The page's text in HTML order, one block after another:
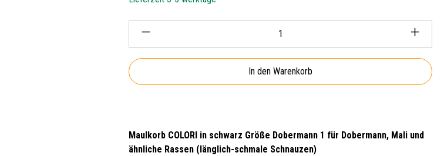
Produkt Anzahl: Gib den gewünschten Wert ein oder
In den Warenkorb
Maulkorb COLORI in schwarz Größe Dobermann 1 für Dobermann, Mali und
ähnliche Rassen (länglich-schmale Schnauzen)